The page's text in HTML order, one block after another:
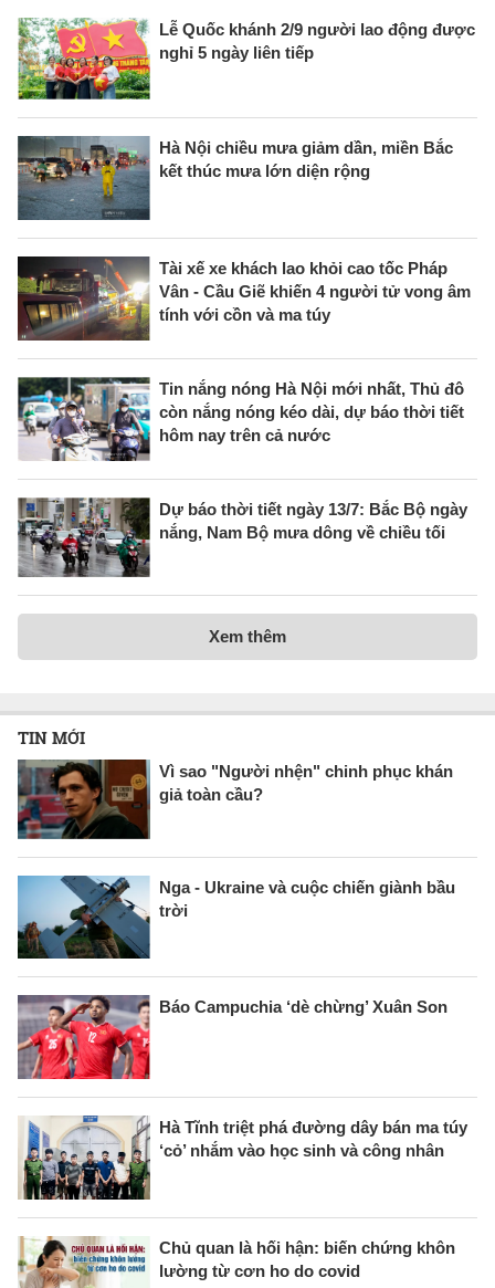
Lễ Quốc khánh 2/9 người lao động được
nghỉ 5 ngày liên tiếp
Hà Nội chiều mưa giảm dần, miền Bắc
kết thúc mưa lớn diện rộng
Tài xế xe khách lao khỏi cao tốc Pháp
Vân - Cầu Giẽ khiến 4 người tử vong âm
tính với cồn và ma túy
Tin nắng nóng Hà Nội mới nhất, Thủ đô
còn nắng nóng kéo dài, dự báo thời tiết
hôm nay trên cả nước
Dự báo thời tiết ngày 13/7: Bắc Bộ ngày
nắng, Nam Bộ mưa dông về chiều tối
Xem thêm
TIN MỚI
Vì sao "Người nhện" chinh phục khán
giả toàn cầu?
Nga - Ukraine và cuộc chiến giành bầu
trời
Báo Campuchia ‘dè chừng’ Xuân Son
Hà Tĩnh triệt phá đường dây bán ma túy
‘cỏ’ nhắm vào học sinh và công nhân
Chủ quan là hối hận: biến chứng khôn
lường từ cơn ho do covid